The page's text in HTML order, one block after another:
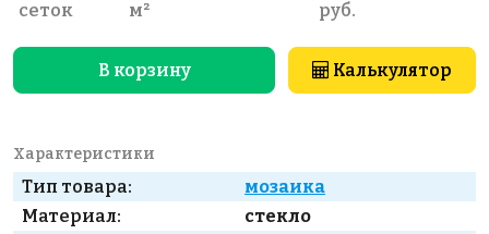
сеток м² руб.
В корзину Калькулятор
Характеристики
Тип товара:
мозаика
Материал:
стекло